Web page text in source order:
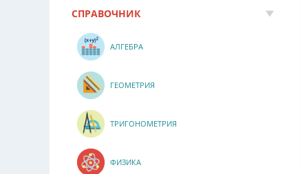
СПРАВОЧНИК
АЛГЕБРА
ГЕОМЕТРИЯ
ТРИГОНОМЕТРИЯ
ФИЗИКА